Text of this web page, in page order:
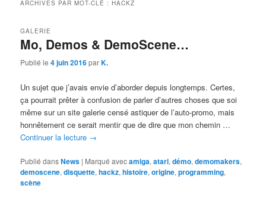
ARCHIVES PAR MOT-CLÉ :HACKZ
Mo, Demos & DemoScene…
GALERIE
Publié le4 juin 2016parK.
Un sujet que j’avais envie d’aborder depuis longtemps. Certes,
ça pourrait prêter à confusion de parler d’autres choses que soi
même sur un site galerie censé astiquer de l’auto-promo, mais
honnêtement ce serait mentir que de dire que mon chemin …
Continuer la lecture →
Publié dansNews | Marqué avecamiga,atari,démo,demomakers,
demoscene,disquette,hackz,histoire,origine,programming,
scène